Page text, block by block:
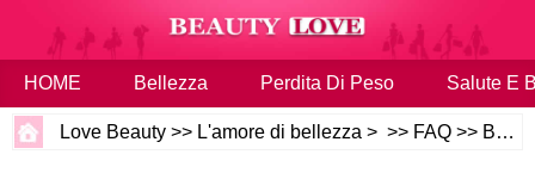
HOME Bellezza Perdita Di Peso Salute E
Love Beauty >> L'amore di bellezza > >> FAQ >> Bellezza e Salute